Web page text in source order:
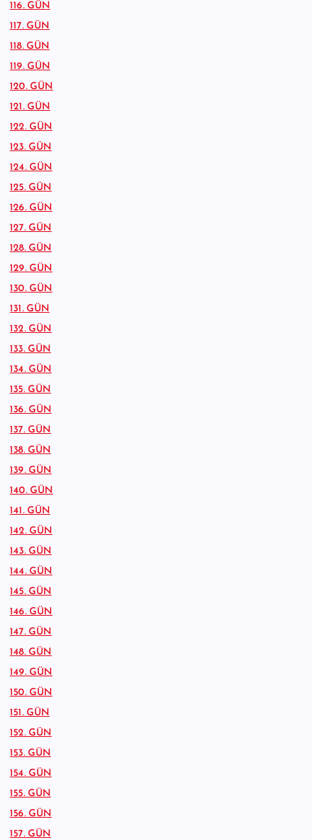
116. GÜN
117. GÜN
118. GÜN
119. GÜN
120. GÜN
121. GÜN
122. GÜN
123. GÜN
124. GÜN
125. GÜN
126. GÜN
127. GÜN
128. GÜN
129. GÜN
130. GÜN
131. GÜN
132. GÜN
133. GÜN
134. GÜN
135. GÜN
136. GÜN
137. GÜN
138. GÜN
139. GÜN
140. GÜN
141. GÜN
142. GÜN
143. GÜN
144. GÜN
145. GÜN
146. GÜN
147. GÜN
148. GÜN
149. GÜN
150. GÜN
151. GÜN
152. GÜN
153. GÜN
154. GÜN
155. GÜN
156. GÜN
157. GÜN